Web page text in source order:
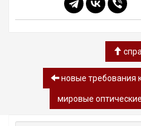
новые требования
мировые